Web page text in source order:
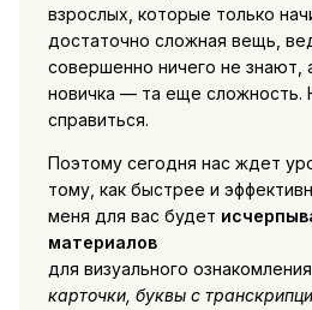
взрослых, которые только
достаточно сложная вещь,
совершенно ничего не знают,
новичка — та еще сложность.
справиться.
Поэтому сегодня нас ждет
тому, как быстрее и
меня для вас будет
материалов
для визуального
карточки, буквы с